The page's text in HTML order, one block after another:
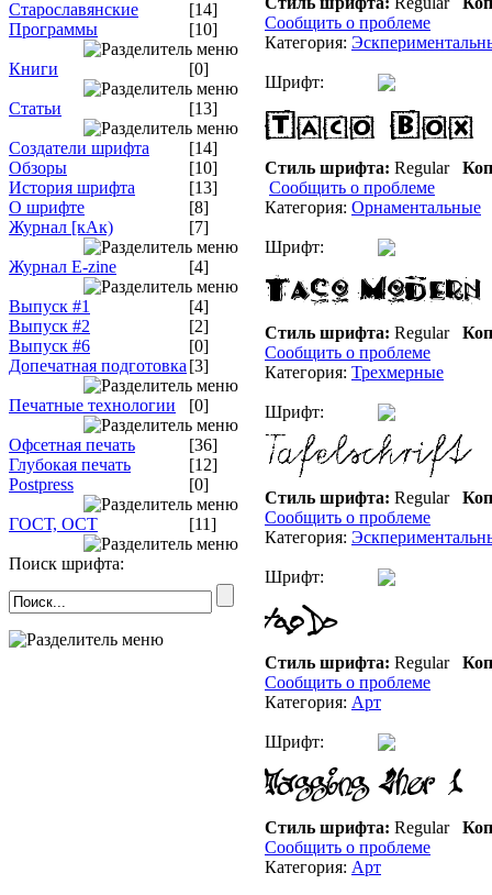
Старославянские
[14]
Программы
[10]
Книги [0]
Статьи [13]
Создатели шрифта
[14]
Обзоры
[10]
История шрифта
[13]
О шрифте
[8]
Журнал [кАк)
[7]
Журнал E-zine [4]
Выпуск #1
[4]
Выпуск #2
[2]
Выпуск #6
[0]
Допечатная подготовка [3]
Печатные технологии [0]
Офсетная печать
[36]
Глубокая печать
[12]
Postpress
[0]
ГОСТ, ОСТ [11]
Поиск шрифта:
Сообщить о проблеме
Категория:
Шрифт:
Стиль шрифта: Regular
Сообщить о проблеме
Категория: Орнаментальные
Шрифт:
Стиль шрифта: Regular
Сообщить о проблеме
Категория: Трехмерные
Шрифт:
Стиль шрифта: Regular
Сообщить о проблеме
Категория:
Шрифт:
Стиль шрифта: Regular
Сообщить о проблеме
Категория: Арт
Шрифт:
Стиль шрифта: Regular
Сообщить о проблеме
Категория: Арт